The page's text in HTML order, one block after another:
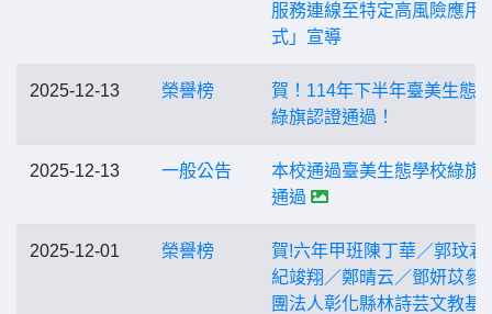
服務連線至特定高風險應用
式」宣導
2025-12-13 榮譽榜
賀！114年下半年臺美生態
綠旗認證通過！
2025-12-13 一般公告
本校通過臺美生態學校綠旗
通過
2025-12-01 榮譽榜
賀!六年甲班陳丁華／郭玟君
紀竣翔／鄭晴云／鄧妍苡參
團法人彰化縣林詩芸文教基